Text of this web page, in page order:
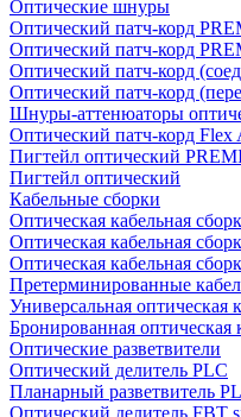
Оптические шнуры
Оптический патч-корд
Оптический патч-корд
Оптический патч-корд
Оптический патч-корд
Шнуры-аттенюаторы
Оптический патч-корд Flex
Пигтейл оптический
Пигтейл оптический
Кабельные сборки
Оптическая кабельная
Оптическая кабельная
Оптическая кабельная
Претерминированные
Универсальная оптическая
Бронированная оптическая
Оптические разветвители
Оптический делитель PLC
Планарный разветвитель
Оптический делитель FBT